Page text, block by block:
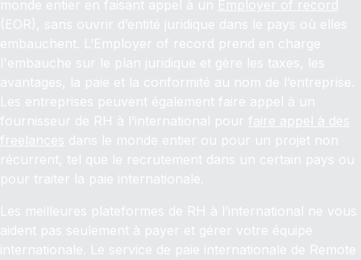
monde entier en faisant appel à un Employer of record
(EOR), sans ouvrir d’entité juridique dans le pays où elles
embauchent. L’Employer of record prend en charge
l'embauche sur le plan juridique et gère les taxes, les
avantages, la paie et la conformité au nom de l’entreprise.
Les entreprises peuvent également faire appel à un
fournisseur de RH à l’international pour faire appel à des
freelances dans le monde entier ou pour un projet non
récurrent, tel que le recrutement dans un certain pays ou
pour traiter la paie internationale.
Les meilleures plateformes de RH à l’international ne vous
aident pas seulement à payer et gérer votre équipe
internationale. Le service de paie internationale de Remote